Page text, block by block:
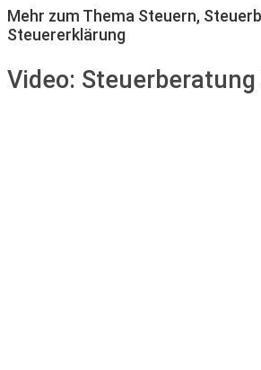
Mehr zum Thema Steuern,
Steuererklärung
Video: